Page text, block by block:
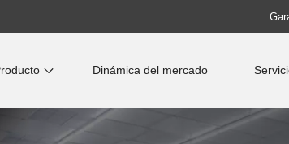
Dinámica del mercado